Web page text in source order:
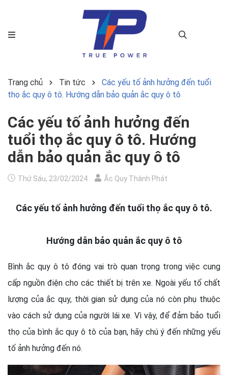
Trang chủ Tin tức
Các yếu tố ảnh hưởng đến tuổi
thọ ắc quy ô tô. Hướng dẫn bảo quản ắc quy ô tô
Các yếu tố ảnh hưởng đến
tuổi thọ ắc quy ô tô. Hướng
dẫn bảo quản ắc quy ô tô
Thứ Sáu, 23/02/2024 Ắc Quy Thành Phát
Các yếu tố ảnh hưởng đến tuổi thọ ắc quy ô tô.
Hướng dẫn bảo quản ắc quy ô tô
Bình ắc quy ô tô đóng vai trò quan trọng trong việc cung
cấp nguồn điện cho các thiết bị trên xe. Ngoài yếu tố chất
lượng của ắc quy, thời gian sử dụng của nó còn phụ thuộc
vào cách sử dụng của người lái xe. Vì vậy, để đảm bảo tuổi
thọ của bình ắc quy ô tô của bạn, hãy chú ý đến những yếu
tố ảnh hưởng đến nó.